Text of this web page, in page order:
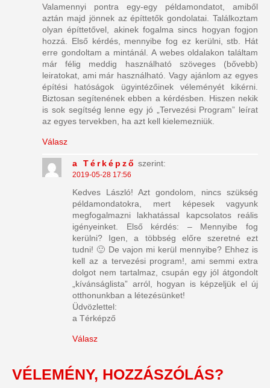
Valamennyi pontra egy-egy példamondatot, amiből
aztán majd jönnek az építtetők gondolatai. Találkoztam
olyan építtetővel, akinek fogalma sincs hogyan fogjon
hozzá. Első kérdés, mennyibe fog ez kerülni, stb. Hát
erre gondoltam a mintánál. A webes oldalakon találtam
már félig meddig használható szöveges (bővebb)
leiratokat, ami már használható. Vagy ajánlom az egyes
építési hatóságok ügyintézőinek véleményét kikérni.
Biztosan segítenének ebben a kérdésben. Hiszen nekik
is sok segítség lenne egy jó „Tervezési Program” leírat
az egyes tervekben, ha azt kell kielemezniük.
Válasz
a Térképző szerint:
2019-05-28 17:56
Kedves László! Azt gondolom, nincs szükség
példamondatokra, mert képesek vagyunk
megfogalmazni lakhatással kapcsolatos reális
igényeinket. Első kérdés: – Mennyibe fog
kerülni? Igen, a többség előre szeretné ezt
tudni! 🙂 De vajon mi kerül mennyibe? Ehhez is
kell az a tervezési program!, ami semmi extra
dolgot nem tartalmaz, csupán egy jól átgondolt
„kívánságlista” arról, hogyan is képzeljük el új
otthonunkban a létezésünket!
Üdvözlettel:
a Térképző
Válasz
VÉLEMÉNY, HOZZÁSZÓLÁS?